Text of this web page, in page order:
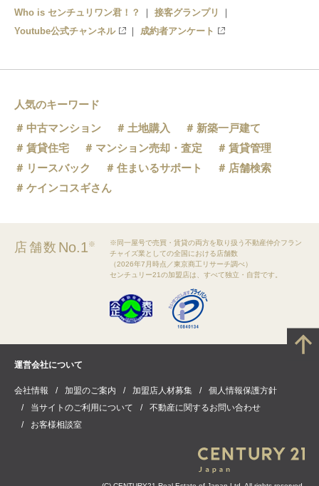
Who is センチュリワン君！？
接客グランプリ
Youtube公式チャンネル
成約者アンケート
人気のキーワード
中古マンション
土地購入
新築一戸建て
賃貸住宅
マンション売却・査定
賃貸管理
リースバック
住まいるサポート
店舗検索
ケインコスギさん
店舗数 No.1※
※同一屋号で売買・賃貸の両方を取り扱う不動産仲介フラン
チャイズ業としての全国における店舗数
（2026年7月時点／東京商工リサーチ調べ）
センチュリー21の加盟店は、すべて独立・自営です。
運営会社について
会社情報 加盟のご案内 加盟店人材募集
個人情報保護方針
当サイトのご利用について
不動産に関するお問い合わせ
お客様相談室